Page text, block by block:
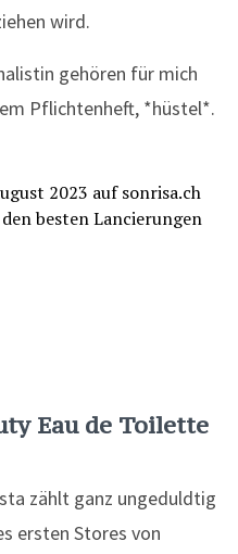
wird.
gehören für mich
Pflichtenheft, *hüstel*.
Eau de Toilette
zählt ganz ungeduldtig
ersten Stores von